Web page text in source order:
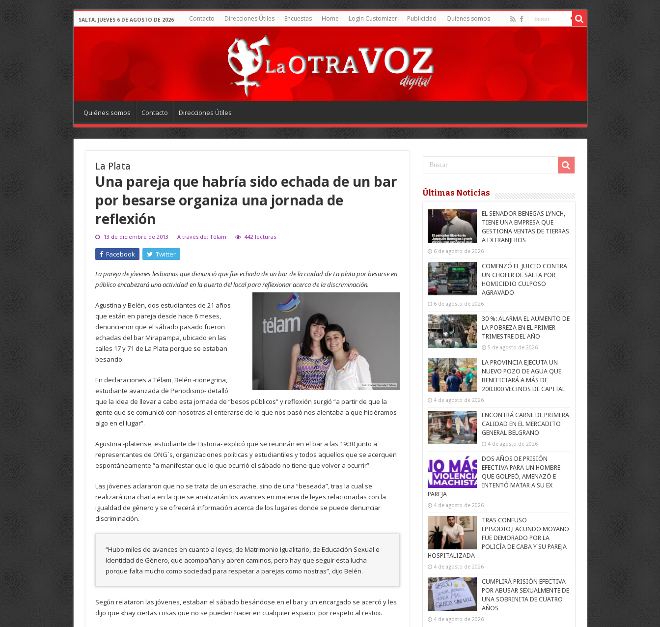
SALTA, JUEVES 6 DE AGOSTO DE 2026 Contacto Direcciones Útiles Encuestas Home Login Customizer Publicidad Quiénes somos
Quiénes somos Contacto Direcciones Útiles
La Plata
Una pareja que habría sido echada de un bar
por besarse organiza una jornada de
reflexión
13 de diciembre de 2013 A través de: Télam 442 lecturas
Facebook Twitter
La pareja de jóvenes lesbianas que denunció que fue echada de un bar de la ciudad de La plata por besarse en
público encabezará una actividad en la puerta del local para reflexionar acerca de la discriminación.
Agustina y Belén, dos estudiantes de 21 años
que están en pareja desde hace 6 meses,
denunciaron que el sábado pasado fueron
echadas del bar Mirapampa, ubicado en las
calles 17 y 71 de La Plata porque se estaban
besando.
En declaraciones a Télam, Belén -rionegrina,
estudiante avanzada de Periodismo- detalló
que la idea de llevar a cabo esta jornada de “besos públicos” y reflexión surgió “a partir de que la
gente que se comunicó con nosotras al enterarse de lo que nos pasó nos alentaba a que hiciéramos
algo en el lugar”.
Agustina -platense, estudiante de Historia- explicó que se reunirán en el bar a las 19:30 junto a
representantes de ONG`s, organizaciones políticas y estudiantiles y todos aquellos que se acerquen
espontáneamente “a manifestar que lo que ocurrió el sábado no tiene que volver a ocurrir”.
Las jóvenes aclararon que no se trata de un escrache, sino de una “beseada”, tras la cual se
realizará una charla en la que se analizarán los avances en materia de leyes relacionadas con la
igualdad de género y se ofrecerá información acerca de los lugares donde se puede denunciar
discriminación.
“Hubo miles de avances en cuanto a leyes, de Matrimonio Igualitario, de Educación Sexual e
Identidad de Género, que acompañan y abren caminos, pero hay que seguir esta lucha
porque falta mucho como sociedad para respetar a parejas como nostras”, dijo Belén.
Según relataron las jóvenes, estaban el sábado besándose en el bar y un encargado se acercó y les
dijo que «hay ciertas cosas que no se pueden hacer en cualquier espacio, por respeto al resto».
Últimas Noticias
EL SENADOR BENEGAS LYNCH,
TIENE UNA EMPRESA QUE
GESTIONA VENTAS DE TIERRAS
A EXTRANJEROS
6 de agosto de 2026
COMENZÓ EL JUICIO CONTRA
UN CHOFER DE SAETA POR
HOMICIDIO CULPOSO
AGRAVADO
6 de agosto de 2026
30 %: ALARMA EL AUMENTO DE
LA POBREZA EN EL PRIMER
TRIMESTRE DEL AÑO
5 de agosto de 2026
LA PROVINCIA EJECUTA UN
NUEVO POZO DE AGUA QUE
BENEFICIARÁ A MÁS DE
200.000 VECINOS DE CAPITAL
4 de agosto de 2026
ENCONTRÁ CARNE DE PRIMERA
CALIDAD EN EL MERCADITO
GENERAL BELGRANO
4 de agosto de 2026
DOS AÑOS DE PRISIÓN
EFECTIVA PARA UN HOMBRE
QUE GOLPEÓ, AMENAZÓ E
INTENTÓ MATAR A SU EX
PAREJA
4 de agosto de 2026
TRAS CONFUSO
EPISODIO,FACUNDO MOYANO
FUE DEMORADO POR LA
POLICÍA DE CABA Y SU PAREJA
HOSPITALIZADA
4 de agosto de 2026
CUMPLIRÁ PRISIÓN EFECTIVA
POR ABUSAR SEXUALMENTE DE
UNA SOBRINITA DE CUATRO
AÑOS
4 de agosto de 2026